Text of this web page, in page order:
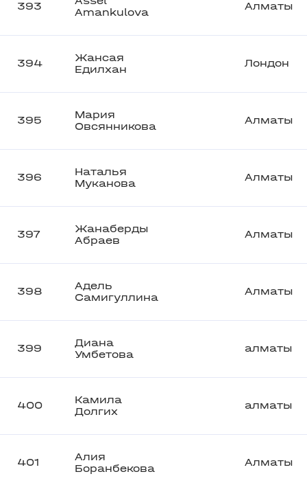
393
Amankulova
Алматы
394
Жансая
Едилхан
Лондон
395
Мария
Овсянникова
Алматы
396
Наталья
Муканова
Алматы
397
Жанаберды
Абраев
Алматы
398
Адель
Самигуллина
Алматы
399
Диана
Умбетова
алматы
400
Камила
Долгих
алматы
401
Алия
Боранбекова
Алматы